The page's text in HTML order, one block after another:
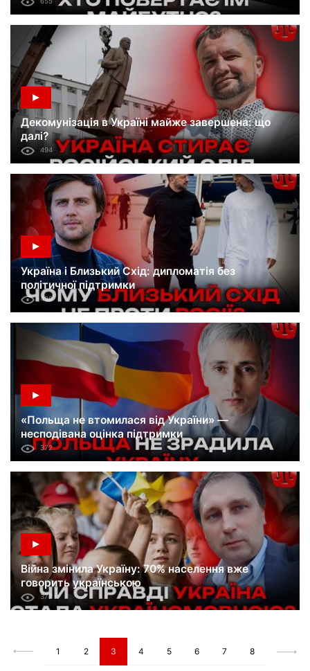
Декомунізація в Україні майже завершена: що
далі?
494
Україна і Близький Схід: дипломатія без
політичної підтримки
439
«Польща не втомилася від України» —
несподівана оцінка підтримки
372
Війна змінила Україну: 70% населення вже
говорить українською
377
1 2 3 4 5 6 7 8